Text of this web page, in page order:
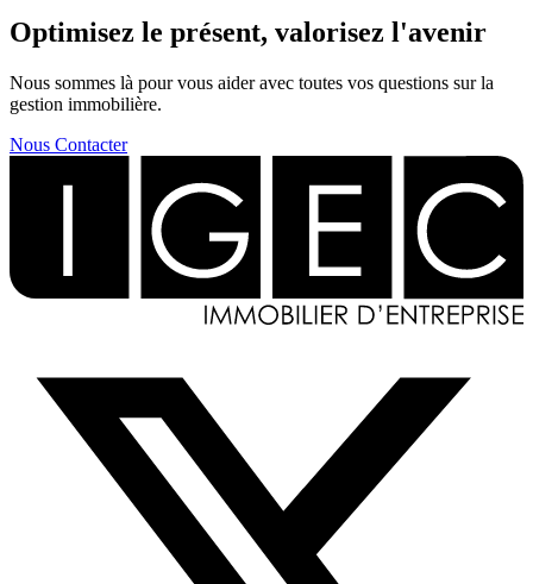
Optimisez le présent, valorisez l'avenir
Nous sommes là pour vous aider avec toutes vos questions sur la
gestion immobilière.
Nous Contacter